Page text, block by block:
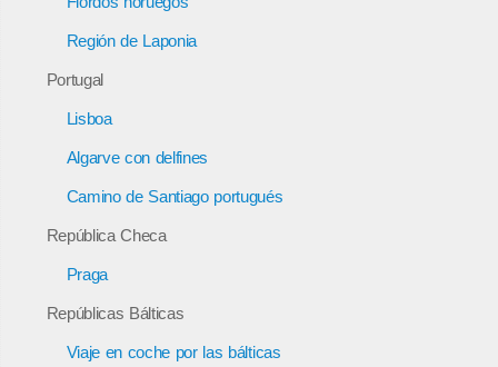
Región de Laponia
Portugal
Lisboa
Algarve con delfines
Camino de Santiago portugués
República Checa
Praga
Repúblicas Bálticas
Viaje en coche por las bálticas